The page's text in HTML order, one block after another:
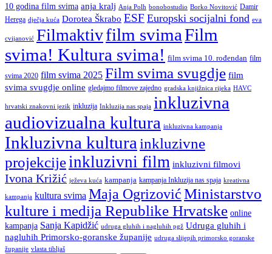
10 godina film svima anja kralj Anja Polh bonobostudio Borko Novitović Damir
Herega dječja kuća Dorotea Škrabo ESF Europski socijalni fond eva
cvijanović Filmaktivfilm svimaFilm
svima! Kultura svima! film svima 10. rođendan film
svima 2020 film svima 2025 Film svima svugdje film
svima svugdje online gledajmo filmove zajedno gradska knjižnica rijeka HAVC
hrvatski znakovni jezik inkluzija Inkluzija nas spaja inkluzivna
audiovizualna kultura inkluzivna kampanja
Inkluzivna kulturainkluzivne
projekcijeinkluzivni film inkluzivni filmovi
Ivona Križić ježeva kuća kampanja kampanja Inkluzija nas spaja kreativna
kampanja kultura svima Maja OgrizovićMinistarstvo
kulture i medija Republike Hrvatske online
kampanja Sanja Kapidžić udruga gluhih i nagluhih pgž Udruga gluhih i
nagluhih Primorsko-goranske županije udruga slijepih primorsko goranske
županije vlasta tibljaš